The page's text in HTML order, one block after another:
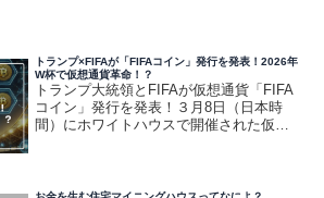
トランプ×FIFAが「FIFAコイン」発行を発表！2026年
W杯で仮想通貨革命！？
トランプ大統領とFIFAが仮想通貨「FIFA
コイン」発行を発表！３月8日（日本時
間）にホワイトハウスで開催された仮想
を正式に...